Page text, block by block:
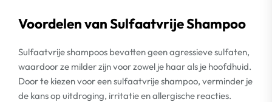
Voordelen van Sulfaatvrije Shampoo
Sulfaatvrije shampoos bevatten geen agressieve sulfaten,
waardoor ze milder zijn voor zowel je haar als je hoofdhuid.
Door te kiezen voor een sulfaatvrije shampoo, verminder je
de kans op uitdroging, irritatie en allergische reacties.